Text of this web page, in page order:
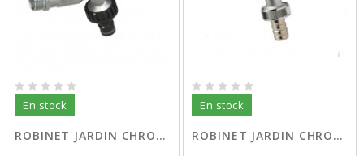
En stock
ROBINET JARDIN CHROME MANETTE NOIR
En stock
ROBINET JARDIN CHROME MANETTE BLEU